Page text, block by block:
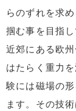
らのずれを求
掴む事を目指
近郊にある欧
はたらく重力
験には磁場の
ます。その技